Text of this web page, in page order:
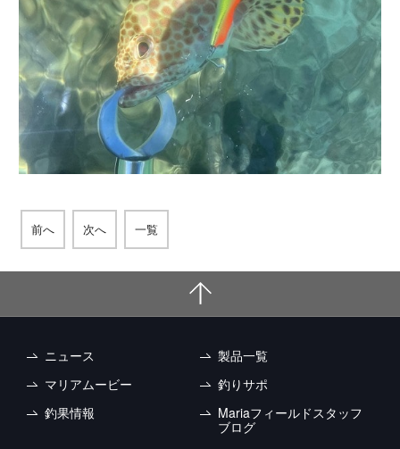
前へ 次へ 一覧
ニュース
製品一覧
マリアムービー
釣りサポ
釣果情報
Mariaフィールドスタッフ
ブログ